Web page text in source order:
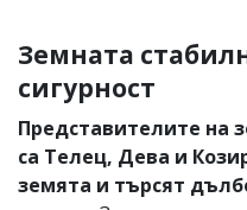
Земната
сигурност
Представителите на
са Телец, Дева и
земята и търсят